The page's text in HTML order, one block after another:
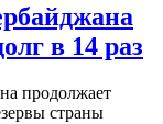
в 14 раз
продолжает
страны